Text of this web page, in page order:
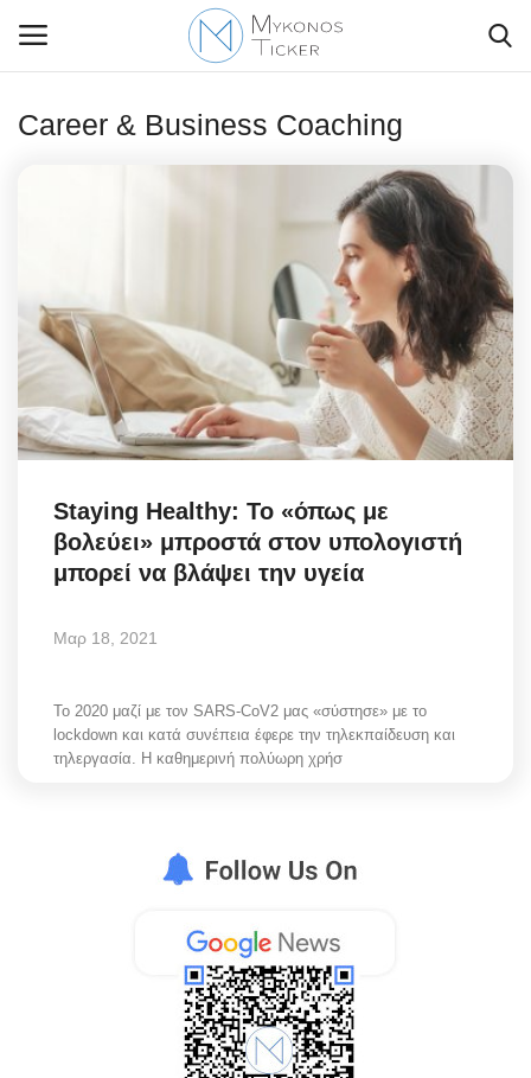
Business
Travel
World
Greece
Mykonos
Career & Business Coaching
Staying Healthy: To «όπως με
βολεύει» μπροστά στον υπολογιστή
μπορεί να βλάψει την υγεία
Μαρ 18, 2021
Το 2020 μαζί με τον SARS-CoV2 μας «σύστησε» με το
lockdown και κατά συνέπεια έφερε την τηλεκπαίδευση και
τηλεργασία. Η καθημερινή πολύωρη χρήσ